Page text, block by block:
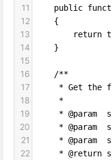
11
public
12
    {
13
return
14
    }
15
16
    /**
17
* Get the
18
     *
19
* @param
20
* @param
21
* @param
22
* @return